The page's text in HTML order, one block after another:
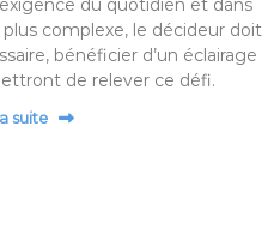
du quotidien et dans
complexe, le décideur doit
bénéficier d’un éclairage
de relever ce défi.
suite